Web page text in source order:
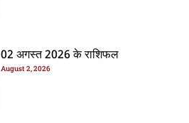
02 अगस्त 2026 के राशिफल
August 2, 2026